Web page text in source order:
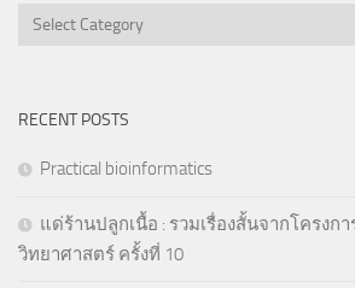
Categories
RECENT POSTS
Practical bioinformatics
แด่ร้านปลูกเนื้อ : รวมเรื่องสั้นจากโครงก
วิทยาศาสตร์ ครั้งที่ 10